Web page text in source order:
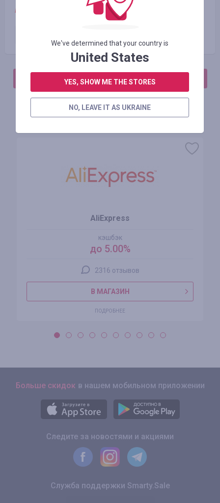
Примечание: Перепродажа билетов в ОАЭ запрещена.
АВТОРИЗИРУЙТЕСЬ, ЧТОБЫ ОСТАВИТЬ ОТЗЫВ
AliExpress
кэшбэк
до 5.00%
2316 отзывов
В МАГАЗИН
ПОДРОБНЕЕ
Больше скидок в нашем мобильном приложении
Следите за новостями и акциями
Служба поддержки Smarty.Sale
We've determined that your country is
United States
YES, SHOW ME THE STORES
NO, LEAVE IT AS UKRAINE